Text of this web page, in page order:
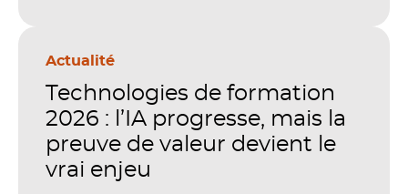
Actualité
Technologies de formation
2026 : l’IA progresse, mais la
preuve de valeur devient le
vrai enjeu